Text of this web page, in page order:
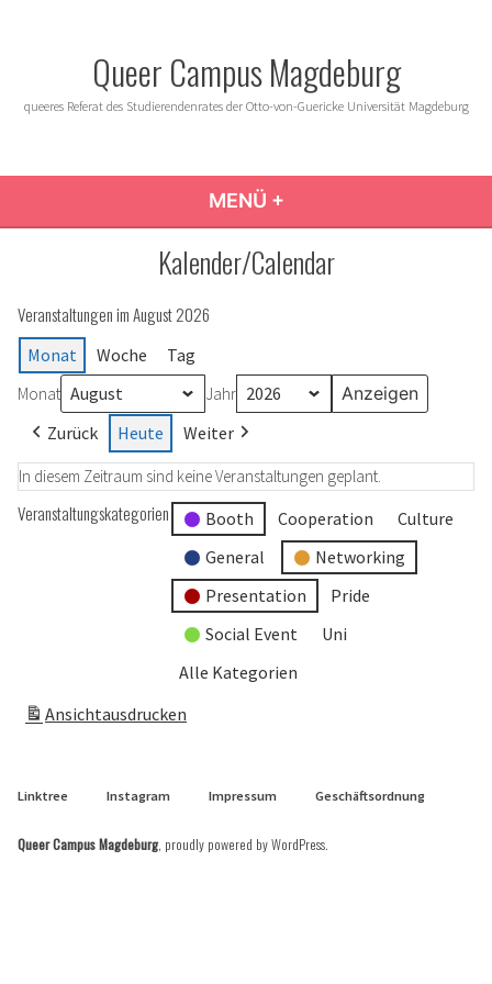
Queer Campus Magdeburg
queeres Referat des Studierendenrates der Otto-von-Guericke Universität Magdeburg
MENÜ +
Kalender/Calendar
Veranstaltungen im August 2026
Monat Woche Tag
Monat Jahr
Zurück Heute Weiter
In diesem Zeitraum sind keine Veranstaltungen geplant.
Veranstaltungskategorien Booth Cooperation
Culture
General
Networking
Presentation
Pride
Social Event
Uni
Alle Kategorien
Ansichtausdrucken
Linktree Instagram Impressum Geschäftsordnung
Queer Campus Magdeburg, proudly powered by WordPress.